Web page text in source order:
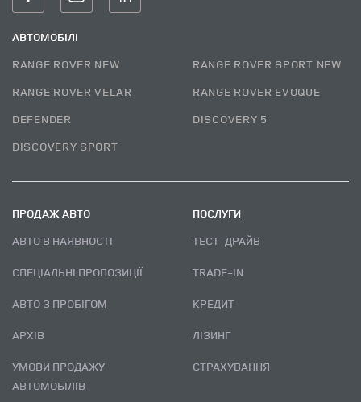
АВТОМОБІЛІ
RANGE ROVER NEW
RANGE ROVER SPORT NEW
RANGE ROVER VELAR
RANGE ROVER EVOQUE
DEFENDER
DISCOVERY 5
DISCOVERY SPORT
ПРОДАЖ АВТО
АВТО В НАЯВНОСТІ
СПЕЦІАЛЬНІ ПРОПОЗИЦІЇ
АВТО З ПРОБІГОМ
АРХІВ
УМОВИ ПРОДАЖУ
АВТОМОБІЛІВ
ПОСЛУГИ
ТЕСТ–ДРАЙВ
TRADE-IN
КРЕДИТ
ЛІЗИНГ
СТРАХУВАННЯ